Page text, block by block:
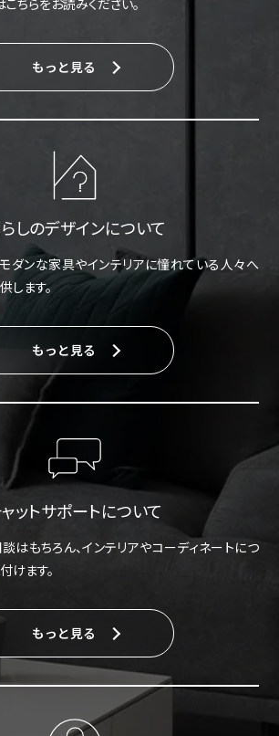
もっと見る
しのデザインについて
ダンな家具やインテリアに憧れている人々へ
します。
もっと見る
ットサポートについて
はもちろん、インテリアやコーディネートにつ
けます。
もっと見る